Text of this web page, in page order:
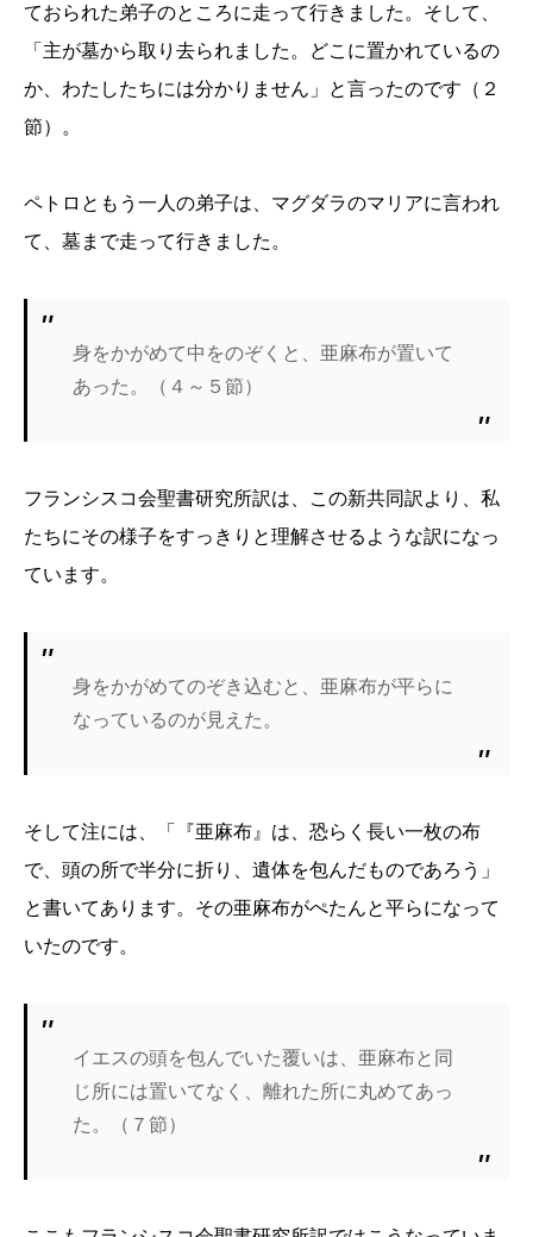
ておられた弟子のところに走って行きました。そして、
「主が墓から取り去られました。どこに置かれているの
か、わたしたちには分かりません」と言ったのです（２
節）。
ペトロともう一人の弟子は、マグダラのマリアに言われ
て、墓まで走って行きました。
身をかがめて中をのぞくと、亜麻布が置いて
あった。（４～５節）
フランシスコ会聖書研究所訳は、この新共同訳より、私
たちにその様子をすっきりと理解させるような訳になっ
ています。
身をかがめてのぞき込むと、亜麻布が平らに
なっているのが見えた。
そして注には、「『亜麻布』は、恐らく長い一枚の布
で、頭の所で半分に折り、遺体を包んだものであろう」
と書いてあります。その亜麻布がぺたんと平らになって
いたのです。
イエスの頭を包んでいた覆いは、亜麻布と同
じ所には置いてなく、離れた所に丸めてあっ
た。（７節）